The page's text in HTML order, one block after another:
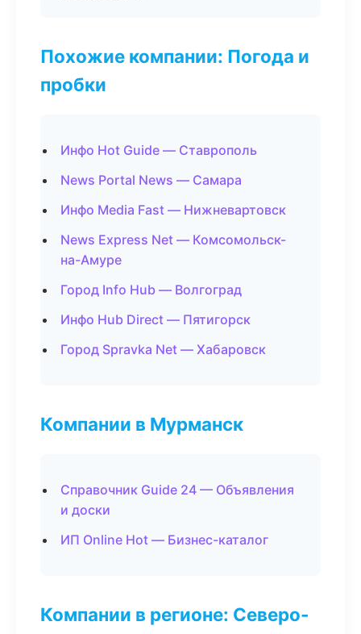
Похожие компании: Погода и
пробки
Инфо Hot Guide — Ставрополь
News Portal News — Самара
Инфо Media Fast — Нижневартовск
News Express Net — Комсомольск-
на-Амуре
Город Info Hub — Волгоград
Инфо Hub Direct — Пятигорск
Город Spravka Net — Хабаровск
Компании в Мурманск
Справочник Guide 24 — Объявления
и доски
ИП Online Hot — Бизнес-каталог
Компании в регионе: Северо-